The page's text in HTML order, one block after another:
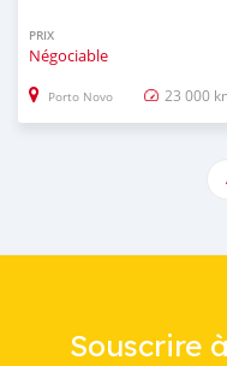
PRIX
Négociable
Porto Novo 23 000
Souscrire